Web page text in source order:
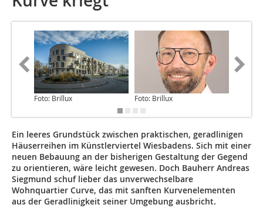
Foto: Brillux Foto: Brillux
Ein leeres Grundstück zwischen praktischen, geradlinigen
Häuserreihen im Künstlerviertel Wiesbadens. Sich mit einer
neuen Bebauung an der bisherigen Gestaltung der Gegend
zu orientieren, wäre leicht gewesen. Doch Bauherr Andreas
Siegmund schuf lieber das unverwechselbare
Wohnquartier Curve, das mit sanften Kurvenelementen
aus der Geradlinigkeit seiner Umgebung ausbricht.